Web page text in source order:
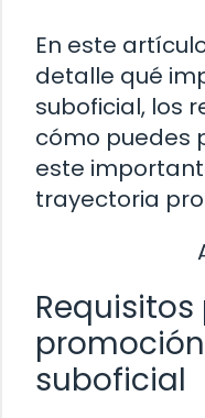
En este
detalle qué
suboficial, los
cómo puedes
este
trayectoria
suboficial